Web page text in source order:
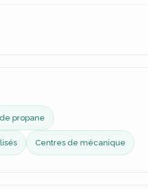
propane
Centres de mécanique